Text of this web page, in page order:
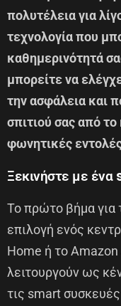
πολυτέλεια για
τεχνολογία που
καθημερινότητά
μπορείτε να
την ασφάλεια και
σπιτιού σας από
φωνητικές
Ξεκινήστε με
Το πρώτο βήμα για
επιλογή ενός
Home ή το
λειτουργούν ως
τις smart